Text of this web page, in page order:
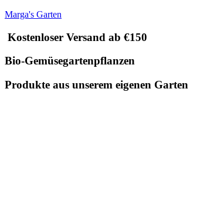
Marga's Garten
Kostenloser Versand ab €150
Bio-Gemüsegartenpflanzen
Produkte aus unserem eigenen Garten